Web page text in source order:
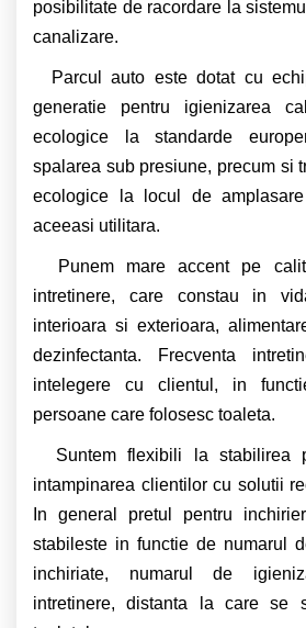
posibilitate de racordare la
canalizare.
Parcul auto este dotat cu
generatie pentru igienizarea
ecologice la standarde
spalarea sub presiune, precum si
ecologice la locul de
aceeasi utilitara.
Punem mare accent pe
intretinere, care constau in
interioara si exterioara,
dezinfectanta. Frecventa
intelegere cu clientul, in
persoane care folosesc toaleta.
Suntem flexibili la stabilirea
intampinarea clientilor cu solutii
In general pretul pentru
stabileste in functie de numarul
inchiriate, numarul de
intretinere, distanta la care se